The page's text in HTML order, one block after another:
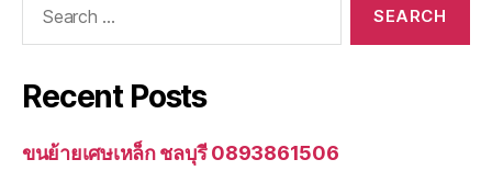
Recent Posts
ขนย้ายเศษเหล็ก ชลบุรี 0893861506